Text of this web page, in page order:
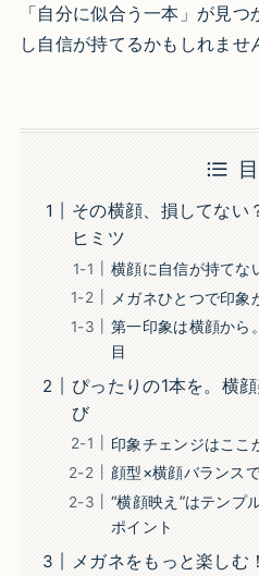
「自分に似合う一本」が見
し自信が持てるかもしれませ
その横顔、損してない
ヒミツ
横顔に自信が持て
メガネひとつで印象
第一印象は横顔から
目
ぴったりの1本を。横
び
印象チェンジはここ
顔型×横顔バランス
“横顔映え”はテンプ
ポイント
メガネをもっと楽しむ